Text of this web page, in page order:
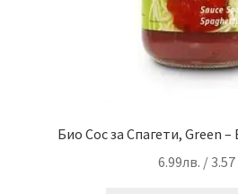
Био Сос за Спагети, Green
6.99лв. / 3.57